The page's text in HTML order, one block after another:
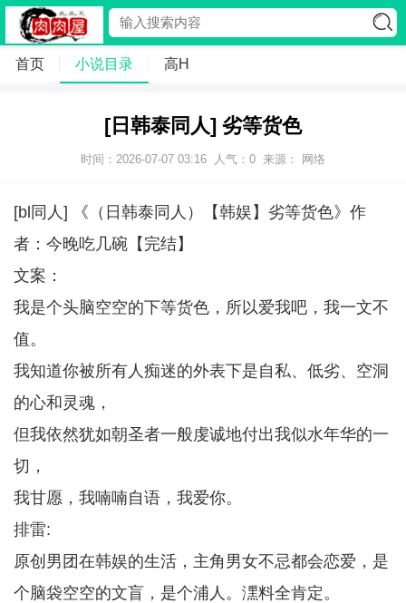
首页 小说目录 高H
[日韩泰同人] 劣等货色
时间：2026-07-07 03:16 人气： 0 来源： 网络
[bl同人] 《（日韩泰同人）【韩娱】劣等货色》作
者：今晚吃几碗【完结】
文案：
我是个头脑空空的下等货色，所以爱我吧，我一文不
值。
我知道你被所有人痴迷的外表下是自私、低劣、空洞
的心和灵魂，
但我依然犹如朝圣者一般虔诚地付出我似水年华的一
切，
我甘愿，我喃喃自语，我爱你。
排雷:
原创男团在韩娱的生活，主角男女不忌都会恋爱，是
个脑袋空空的文盲，是个浦人。潶料全肯定。